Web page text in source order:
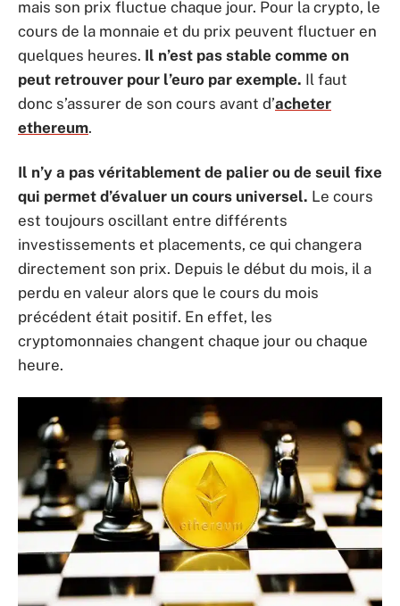
mais son prix fluctue chaque jour. Pour la crypto, le
cours de la monnaie et du prix peuvent fluctuer en
quelques heures. Il n’est pas stable comme on
peut retrouver pour l’euro par exemple. Il faut
donc s’assurer de son cours avant d’acheter
ethereum.
Il n’y a pas véritablement de palier ou de seuil fixe
qui permet d’évaluer un cours universel. Le cours
est toujours oscillant entre différents
investissements et placements, ce qui changera
directement son prix. Depuis le début du mois, il a
perdu en valeur alors que le cours du mois
précédent était positif. En effet, les
cryptomonnaies changent chaque jour ou chaque
heure.